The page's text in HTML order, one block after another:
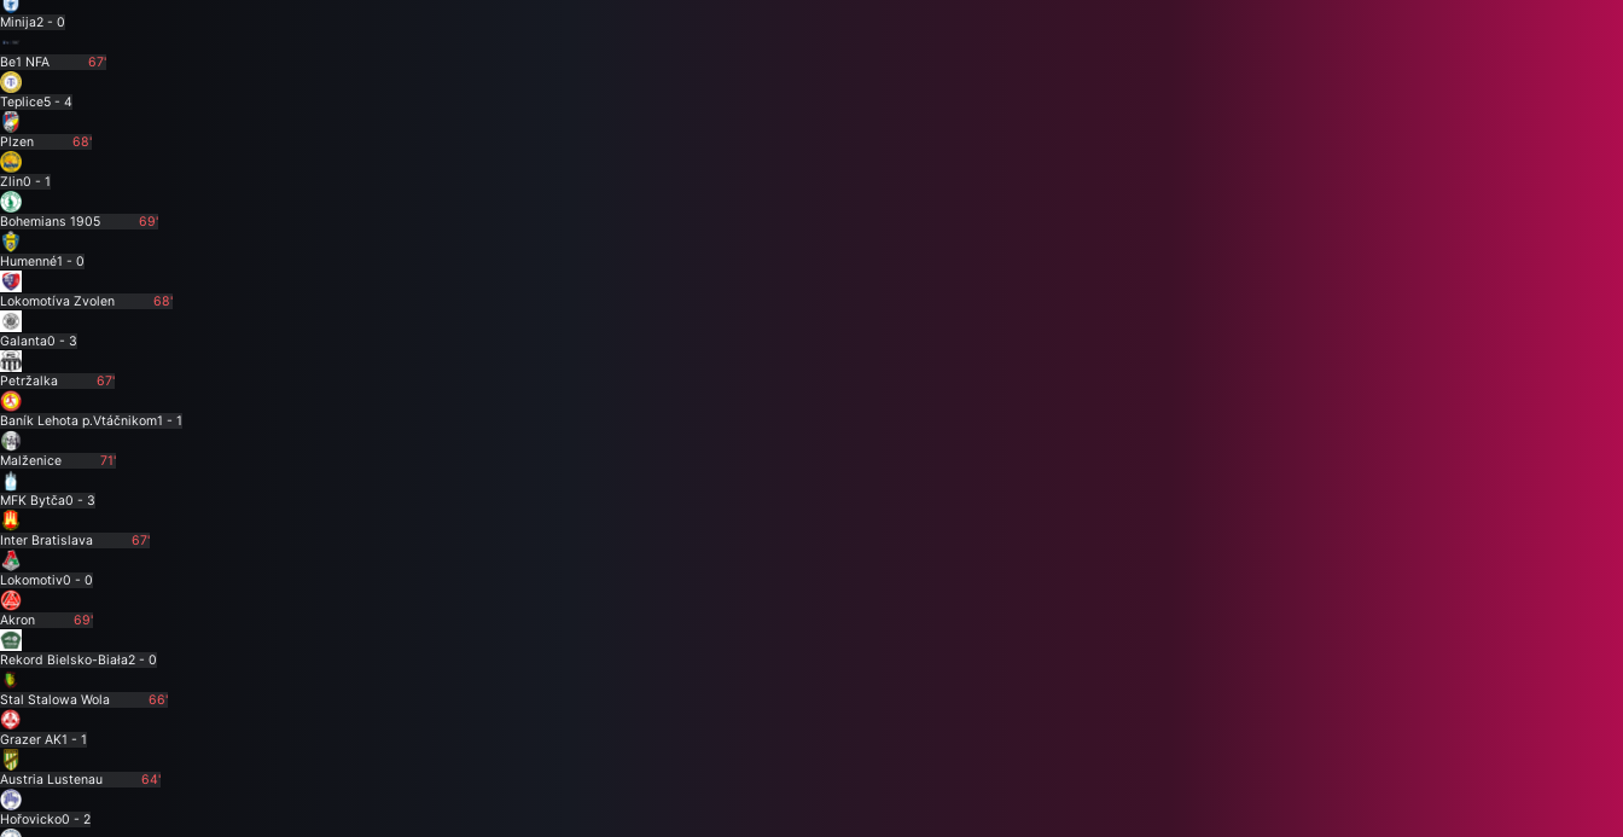
Minija2 - 0
Be1 NFA 67'
Teplice5 - 4
Plzen 68'
Zlin0 - 1
Bohemians 1905 69'
Humenné1 - 0
Lokomotíva Zvolen 68'
Galanta0 - 3
Petržalka 67'
Baník Lehota p.Vtáčnikom1 - 1
Malženice 71'
MFK Bytča0 - 3
Inter Bratislava 67'
Lokomotiv0 - 0
Akron 69'
Rekord Bielsko-Biała2 - 0
Stal Stalowa Wola 66'
Grazer AK1 - 1
Austria Lustenau 64'
Hořovicko0 - 2